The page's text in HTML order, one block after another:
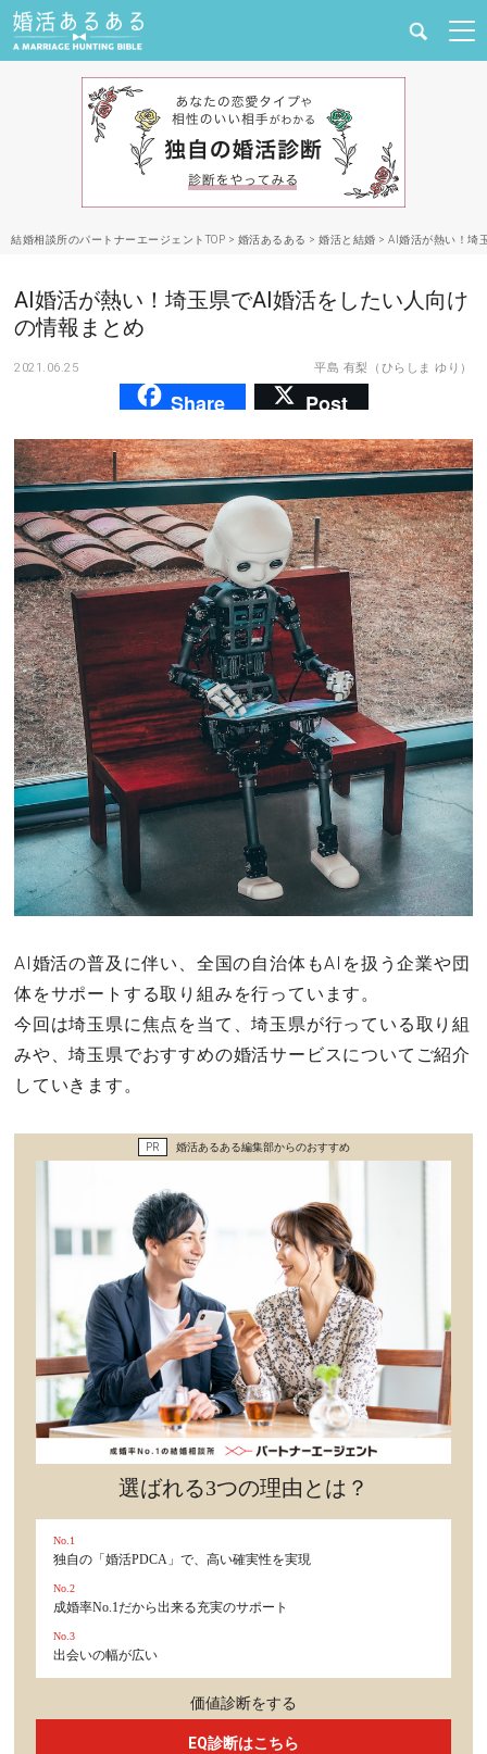
婚活と結婚
合コン・街コン
マッチングアプリ
あるある
その他
ドキドキ
仕事とキャリア
特集
占い・診断
ファッション・美容
グルメ
セックスライフ
不倫・だめ男
心の処方箋
カルチャー・トレンド・芸能
結婚相談所のパートナーエージェントTOP > 婚活あるある > 婚活と結婚 > AI婚活が熱い！埼
AI婚活が熱い！埼玉県でAI婚活をしたい人向け
の情報まとめ
2021.06.25 平島 有梨（ひらしま ゆり）
Share Post
AI婚活の普及に伴い、全国の自治体もAIを扱う企業や団
体をサポートする取り組みを行っています。
今回は埼玉県に焦点を当て、埼玉県が行っている取り組
みや、埼玉県でおすすめの婚活サービスについてご紹介
していきます。
PR 婚活あるある編集部からのおすすめ
選ばれる3つの理由とは？
No.1
独自の「婚活PDCA」で、高い確実性を実現
No.2
成婚率No.1だから出来る充実のサポート
No.3
出会いの幅が広い
価値診断をする
EQ診断はこちら